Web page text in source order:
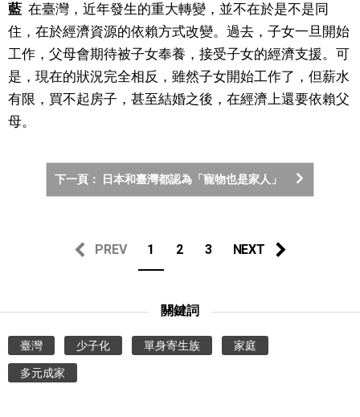
藍 在臺灣，近年發生的重大轉變，並不在於是不是同
住，在於經濟資源的依賴方式改變。過去，子女一旦開始
工作，父母會期待被子女奉養，接受子女的經濟支援。可
是，現在的狀況完全相反，雖然子女開始工作了，但薪水
有限，買不起房子，甚至結婚之後，在經濟上還要依賴父
母。
下一頁： 日本和臺灣都認為「寵物也是家人」
PREV 1 2 3 NEXT
關鍵詞
臺灣 少子化 單身寄生族 家庭
多元成家